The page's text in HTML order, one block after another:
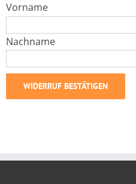
Email
Vorname
Nachname
WIDERRUF BESTÄTIGEN